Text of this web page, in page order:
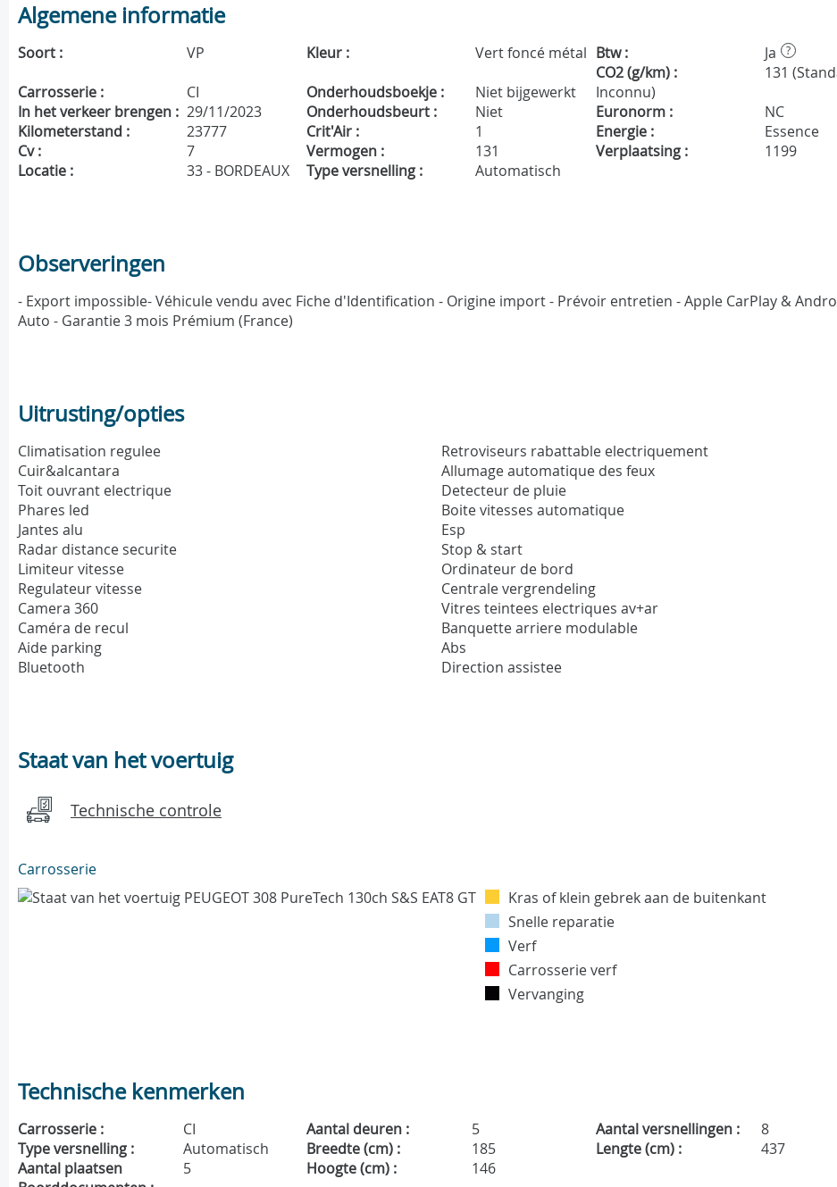
Algemene informatie
Soort : VP Kleur : Vert foncé métal Btw : Ja ?
Carrosserie : CI Onderhoudsboekje : Niet bijgewerkt
CO2 (g/km) :
131
Inconnu)
In het verkeer brengen : 29/11/2023 Onderhoudsbeurt : Niet Euronorm :
NC
Kilometerstand :
23777 Crit'Air : 1 Energie :
Essence
Cv :
7 Vermogen : 131 Verplaatsing :
1199
Locatie :
33 - BORDEAUX Type versnelling : Automatisch
Observeringen
- Export impossible- Véhicule vendu avec Fiche d'Identification - Origine import - Prévoir entretien - Apple CarPlay &
Auto - Garantie 3 mois Prémium (France)
Uitrusting/opties
Climatisation regulee
Cuir&alcantara
Toit ouvrant electrique
Phares led
Jantes alu
Radar distance securite
Limiteur vitesse
Regulateur vitesse
Camera 360
Caméra de recul
Aide parking
Bluetooth
Retroviseurs rabattable electriquement
Allumage automatique des feux
Detecteur de pluie
Boite vitesses automatique
Esp
Stop & start
Ordinateur de bord
Centrale vergrendeling
Vitres teintees electriques av+ar
Banquette arriere modulable
Abs
Direction assistee
Staat van het voertuig
Technische controle
Carrosserie
Kras of klein gebrek aan de buitenkant
Snelle reparatie
Verf
Carrosserie verf
Vervanging
Technische kenmerken
Carrosserie : CI Aantal deuren : 5 Aantal versnellingen :
8
Type versnelling :
Automatisch Breedte (cm) : 185 Lengte (cm) :
437
Aantal plaatsen
5 Hoogte (cm) : 146